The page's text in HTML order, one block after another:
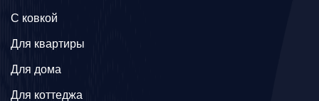
C ковкой
Для квартиры
Для дома
Для коттеджа